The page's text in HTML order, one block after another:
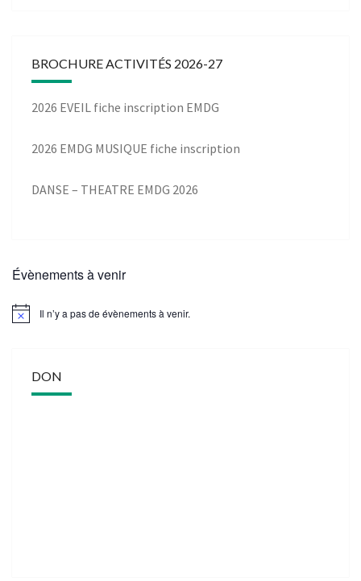
BROCHURE ACTIVITÉS 2026-27
2026 EVEIL fiche inscription EMDG
2026 EMDG MUSIQUE fiche inscription
DANSE – THEATRE EMDG 2026
Évènements à venir
Il n’y a pas de évènements à venir.
DON